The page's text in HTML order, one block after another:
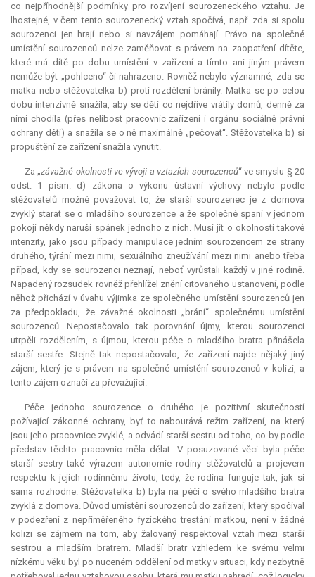
co nejpříhodnější podmínky pro rozvíjení sourozeneckého vztahu. Je
lhostejné, v čem tento sourozenecký vztah spočívá, např. zda si spolu
sourozenci jen hrají nebo si navzájem pomáhají. Právo na společné
umístění sourozenců nelze zaměňovat s právem na zaopatření dítěte,
které má dítě po dobu umístění v zařízení a tímto ani jiným právem
nemůže být „pohlceno“ či nahrazeno. Rovněž nebylo významné, zda se
matka nebo stěžovatelka b) proti rozdělení bránily. Matka se po celou
dobu intenzivně snažila, aby se děti co nejdříve vrátily domů, denně za
nimi chodila (přes nelibost pracovnic zařízení i orgánu sociálně právní
ochrany dětí) a snažila se o ně maximálně „pečovat“. Stěžovatelka b) si
propuštění ze zařízení snažila vynutit.
Za „závažné okolnosti ve vývoji a vztazích sourozenců“ ve smyslu § 20
odst. 1 písm. d) zákona o výkonu ústavní výchovy nebylo podle
stěžovatelů možné považovat to, že starší sourozenec je z domova
zvyklý starat se o mladšího sourozence a že společné spaní v jednom
pokoji někdy naruší spánek jednoho z nich. Musí jít o okolnosti takové
intenzity, jako jsou případy manipulace jedním sourozencem ze strany
druhého, týrání mezi nimi, sexuálního zneužívání mezi nimi anebo třeba
případ, kdy se sourozenci neznají, neboť vyrůstali každý v jiné rodině.
Napadený rozsudek rovněž přehlížel znění citovaného ustanovení, podle
něhož přichází v úvahu výjimka ze společného umístění sourozenců jen
za předpokladu, že závažné okolnosti „brání“ společnému umístění
sourozenců. Nepostačovalo tak porovnání újmy, kterou sourozenci
utrpěli rozdělením, s újmou, kterou péče o mladšího bratra přinášela
starší sestře. Stejně tak nepostačovalo, že zařízení najde nějaký jiný
zájem, který je s právem na společné umístění sourozenců v kolizi, a
tento zájem označí za převažující.
Péče jednoho sourozence o druhého je pozitivní skutečností
požívající zákonné ochrany, byť to nabourává režim zařízení, na který
jsou jeho pracovnice zvyklé, a odvádí starší sestru od toho, co by podle
představ těchto pracovnic měla dělat. V posuzované věci byla péče
starší sestry také výrazem autonomie rodiny stěžovatelů a projevem
respektu k jejich rodinnému životu, tedy, že rodina funguje tak, jak si
sama rozhodne. Stěžovatelka b) byla na péči o svého mladšího bratra
zvyklá z domova. Důvod umístění sourozenců do zařízení, který spočíval
v podezření z nepřiměřeného fyzického trestání matkou, není v žádné
kolizi se zájmem na tom, aby žalovaný respektoval vztah mezi starší
sestrou a mladším bratrem. Mladší bratr vzhledem ke svému velmi
nízkému věku byl po nuceném oddělení od matky v situaci, kdy nezbytně